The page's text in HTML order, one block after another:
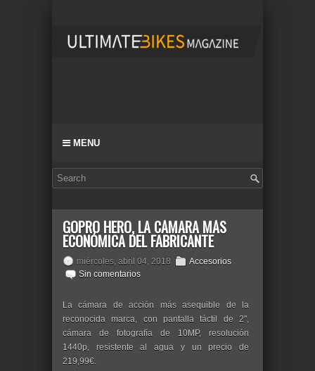
MENU
GOPRO HERO, LA CÁMARA MÁS
ECONÓMICA DEL FABRICANTE
miércoles, abril 04, 2018
Accesorios
Sin comentarios
La cámara de acción más asequible de la
reconocida marca, con pantalla táctil de 2",
cámara de fotografía de 10MP, resolución
1440p, resistente al agua y un precio de
219,99€.